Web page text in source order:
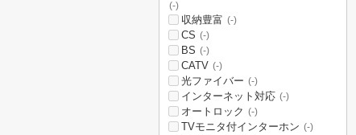
(-)
収納豊富 (-)
CS (-)
BS (-)
CATV (-)
光ファイバー (-)
インターネット対応 (-)
オートロック (-)
TVモニタ付インターホン (-)